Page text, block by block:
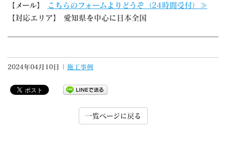
【メール】
こちらのフォームよりどうぞ（24時間受付）≫
【対応エリア】 愛知県を中心に日本全国
2024年04月10日 | 施工事例
一覧ページに戻る